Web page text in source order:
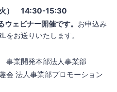
） 14:30-15:30
ェビナー開催です。 お申込み
をお送りいたします。
事業開発本部法人事業部
法人事業部プロモーション